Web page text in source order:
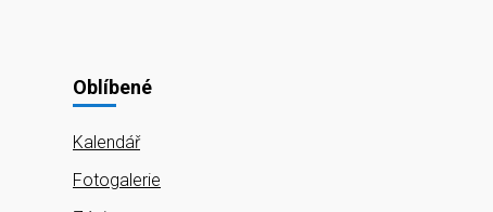
Oblíbené
Kalendář
Fotogalerie